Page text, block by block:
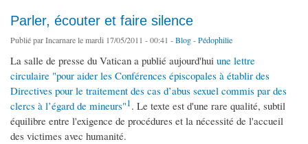
Parler, écouter et faire silence
Publié parIncarnarele mardi 17/05/2011 - 00:41 -Blog-Pédophilie
La salle de presse du Vatican a publié aujourd'hui une lettre
circulaire "pour aider les Conférences épiscopales à établir des
Directives pour le traitement des cas d’abus sexuel commis par des
clercs à l’égard de mineurs"1. Le texte est d'une rare qualité, subtil
équilibre entre l'exigence de procédures et la nécessité de l'accueil
des victimes avec humanité.